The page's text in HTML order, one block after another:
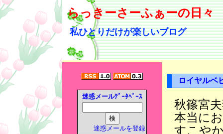
らっきーさーふぁーの日々
私ひとりだけが楽しいブログ
迷惑メールﾃﾞｰﾀﾍﾞｰｽ
迷惑メールを登録
ロイヤルベ
秋篠宮
本当に
すこや